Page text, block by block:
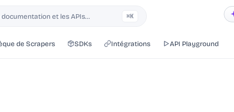
et les APIs… ⌘K
de Scrapers SDKs Intégrations API Playground